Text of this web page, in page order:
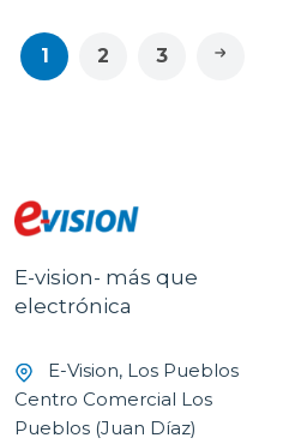
1 2 3
E-vision- más que
electrónica
E-Vision, Los Pueblos
Centro Comercial Los
Pueblos (Juan Díaz)